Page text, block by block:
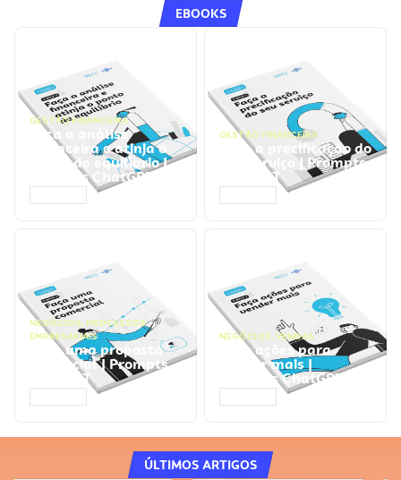
EBOOKS
GESTÃO FINANCEIRA
Faça a análise
financeira e atinja o
ponto de equilíbrio |
Prompts ChatGPT
GESTÃO FINANCEIRA
Faça a precificação do
seu serviço | Prompts
ChatGPT
NEGÓCIOS, PROCESSOS
EMPRESARIAIS
Faça uma proposta
comercial | Prompts
ChatGPT
NEGÓCIOS, VENDAS
Faça ações para
vender mais |
Prompts ChatGPT
ÚLTIMOS ARTIGOS